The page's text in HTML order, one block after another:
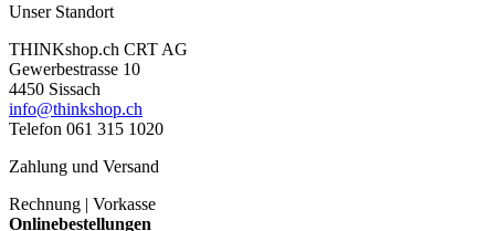
Unser Standort
THINKshop.ch CRT AG
Gewerbestrasse 10
4450 Sissach
info@thinkshop.ch
Telefon 061 315 1020
Zahlung und Versand
Rechnung | Vorkasse
Onlinebestellungen